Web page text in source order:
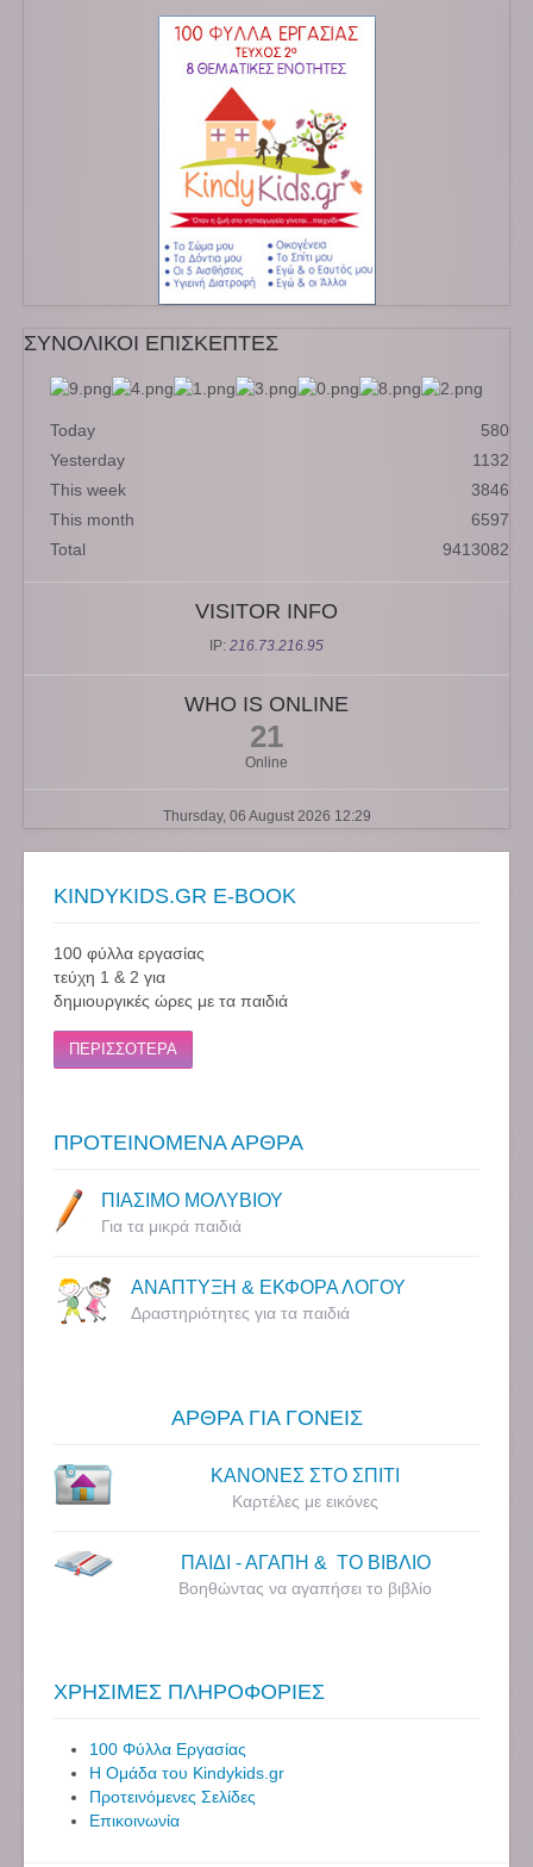
ΣΥΝΟΛΙΚΟΙ ΕΠΙΣΚΕΠΤΕΣ
Today
580
Yesterday
1132
This week
3846
This month
6597
Total
9413082
VISITOR INFO
IP: 216.73.216.95
WHO IS ONLINE
21
Online
Thursday, 06 August 2026 12:29
KINDYKIDS.GR E-BOOK
100 φύλλα εργασίας
τεύχη 1 & 2 για
δημιουργικές ώρες με τα παιδιά
ΠΕΡΙΣΣΟΤΕΡΑ
ΠΡΟΤΕΙΝΟΜΕΝΑ ΑΡΘΡΑ
ΠΙΑΣΙΜΟ ΜΟΛΥΒΙΟΥ
Για τα μικρά παιδιά
ΑΝΑΠΤΥΞΗ & ΕΚΦΟΡΑ ΛΟΓΟΥ
Δραστηριότητες για τα παιδιά
ΑΡΘΡΑ ΓΙΑ ΓΟΝΕΙΣ
ΚΑΝΟΝΕΣ ΣΤΟ ΣΠΙΤΙ
Καρτέλες με εικόνες
ΠΑΙΔΙ - ΑΓΑΠΗ & ΤΟ ΒΙΒΛΙΟ
Βοηθώντας να αγαπήσει το βιβλίο
ΧΡΗΣΙΜΕΣ ΠΛΗΡΟΦΟΡΙΕΣ
100 Φύλλα Εργασίας
Η Ομάδα του Kindykids.gr
Προτεινόμενες Σελίδες
Επικοινωνία